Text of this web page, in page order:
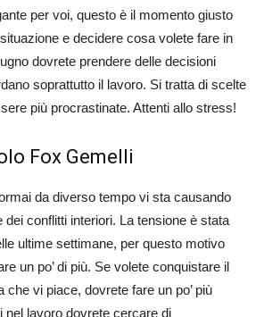
per voi, questo è il momento giusto
e decidere cosa volete fare in
dovrete prendere delle decisioni
soprattutto il lavoro. Si tratta di scelte
più procrastinate. Attenti allo stress!
Fox Gemelli
da diverso tempo vi sta causando
dei conflitti interiori. La tensione è stata
ultime settimane, per questo motivo
un po’ di più. Se volete conquistare il
che vi piace, dovrete fare un po’ più
nel lavoro dovrete cercare di